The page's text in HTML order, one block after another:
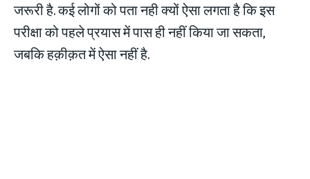
जरूरी है. कई लोगों को पता नही क्यों ऐसा लगता है कि इस
परीक्षा को पहले प्रयास में पास ही नहीं किया जा सकता,
जबकि हक़ीक़त में ऐसा नहीं है.